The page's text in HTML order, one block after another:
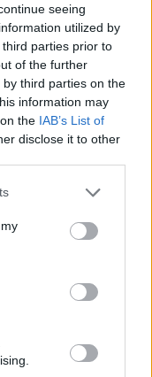
seeing
utilized by
parties prior to
of the further
third parties on the
information may
the IAB’s List of
disclose it to other
or more Google
You may click to
third-party tags to
in below Google
az